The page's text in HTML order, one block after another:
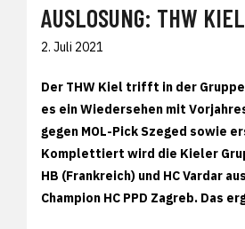
AUSLOSUNG: THW
2. Juli 2021
Der THW Kiel trifft in der
es ein Wiedersehen mit
gegen MOL-Pick Szeged sowie
Komplettiert wird die Kieler
HB (Frankreich) und HC Vardar
Champion HC PPD Zagreb. Das